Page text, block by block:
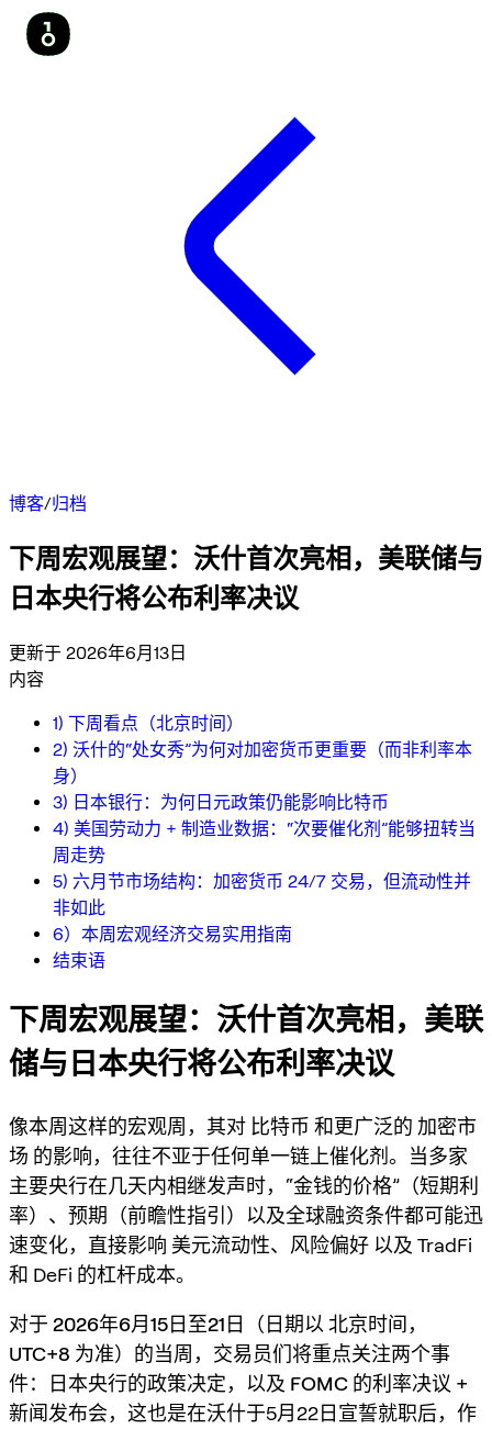
博客/归档
下周宏观展望：沃什首次亮相，美联储与
日本央行将公布利率决议
更新于 2026年6月13日
内容
1) 下周看点（北京时间）
2) 沃什的“处女秀”为何对加密货币更重要（而非利率本
身）
3) 日本银行：为何日元政策仍能影响比特币
4) 美国劳动力 + 制造业数据：“次要催化剂”能够扭转当
周走势
5) 六月节市场结构：加密货币 24/7 交易，但流动性并
非如此
6）本周宏观经济交易实用指南
结束语
下周宏观展望：沃什首次亮相，美联
储与日本央行将公布利率决议
像本周这样的宏观周，其对 比特币 和更广泛的 加密市
场 的影响，往往不亚于任何单一链上催化剂。当多家
主要央行在几天内相继发声时，“金钱的价格”（短期利
率）、预期（前瞻性指引）以及全球融资条件都可能迅
速变化，直接影响 美元流动性、 风险偏好 以及 TradFi
和 DeFi 的杠杆成本。
对于 2026年6月15日至21日 （日期以 北京时间，
UTC+8 为准）的当周，交易员们将重点关注两个事
件：
日本央行的政策决定，以及 FOMC 的利率决议 +
新闻发布会，这也是在沃什于5月22日宣誓就职后， 作